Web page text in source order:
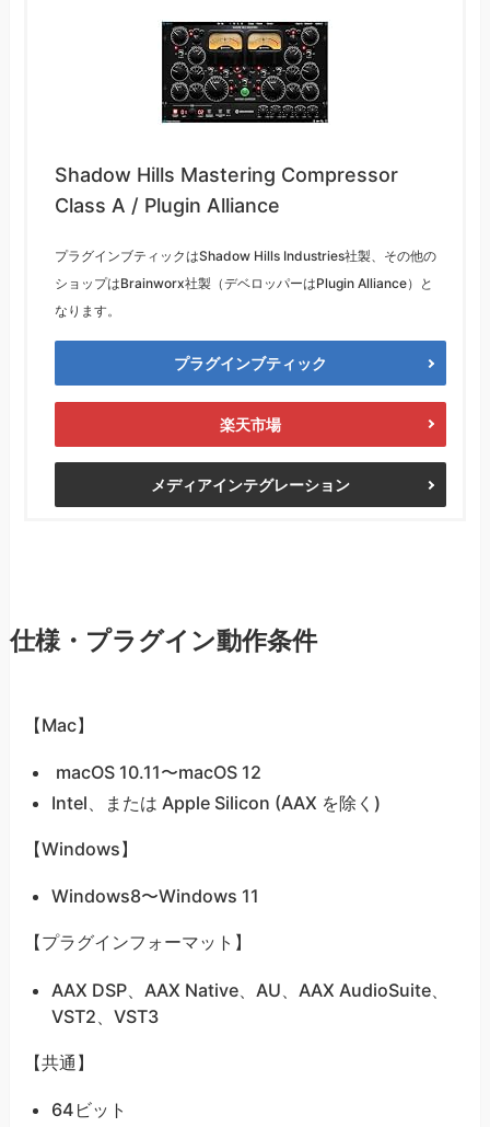
Shadow Hills Mastering Compressor
Class A / Plugin Alliance
プラグインブティックはShadow Hills Industries社製、その他の
ショップはBrainworx社製（デベロッパーはPlugin Alliance）と
なります。
プラグインブティック
楽天市場
メディアインテグレーション
仕様・プラグイン動作条件
【Mac】
macOS 10.11〜macOS 12
Intel、または Apple Silicon (AAX を除く)
【Windows】
Windows8〜Windows 11
【プラグインフォーマット】
AAX DSP、AAX Native、AU、AAX AudioSuite、
VST2、VST3
【共通】
64ビット